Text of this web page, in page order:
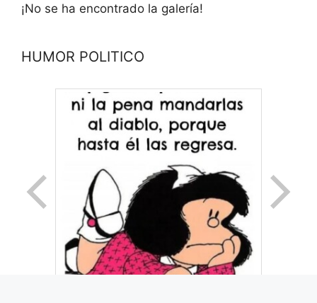
¡No se ha encontrado la galería!
HUMOR POLITICO